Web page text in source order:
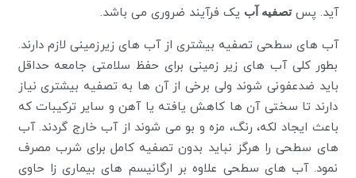
آید. پستصفیه آب یک فرآیند ضروری می باشد.
آب های سطحی تصفیه بیشتری از آب های زیرزمینی لازم دارند.
بطور کلی آب های زیر زمینی برای حفظ سلامتی جامعه حداقل
باید ضدعفونی شوند ولی برخی از آن ها به تصفیه بیشتری نیاز
دارند تا سختی آن ها کاهش یافته یا آهن و سایر ترکیبات که
باعث ایجاد لکه، رنگ، مزه و بو می شوند از آب خارج گردند. آب
های سطحی را هرگز نباید بدون تصفیه کامل برای شرب مصرف
نمود. آب های سطحی علاوه بر ارگانیسم های بیماری زا حاوی